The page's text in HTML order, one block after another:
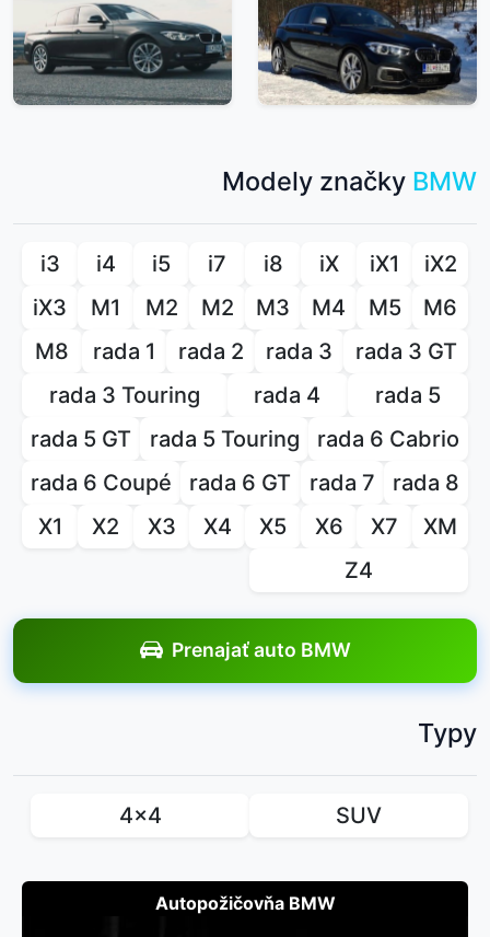
Modely značky BMW
i3 i4 i5 i7 i8 iX iX1
iX2
iX3
M1 M2 M2 M3 M4 M5
M6
M8
rada 1 rada 2 rada 3
rada 3 GT
rada 3 Touring
rada 4
rada 5
rada 5 GT
rada 5 Touring
rada 6 Cabrio
rada 6 Coupé
rada 6 GT rada 7
rada 8
X1
X2 X3 X4 X5 X6 X7
XM
Z4
Prenajať auto BMW
Typy
4x4 SUV
Autopožičovňa BMW